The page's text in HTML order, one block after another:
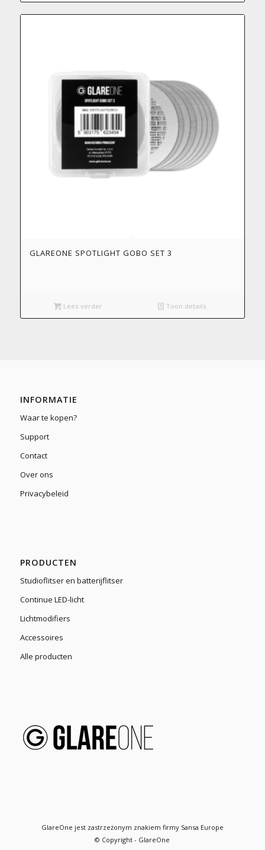
GLAREONE SPOTLIGHT GOBO SET 3
Lees verder Toon details
INFORMATIE
Waar te kopen?
Support
Contact
Over ons
Privacybeleid
PRODUCTEN
Studioflitser en batterijflitser
Continue LED-licht
Lichtmodifiers
Accessoires
Alle producten
GlareOne jest zastrzeżonym znakiem firmy Sansa Europe
© Copyright - GlareOne